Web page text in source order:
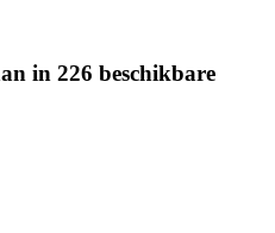
in 226 beschikbare